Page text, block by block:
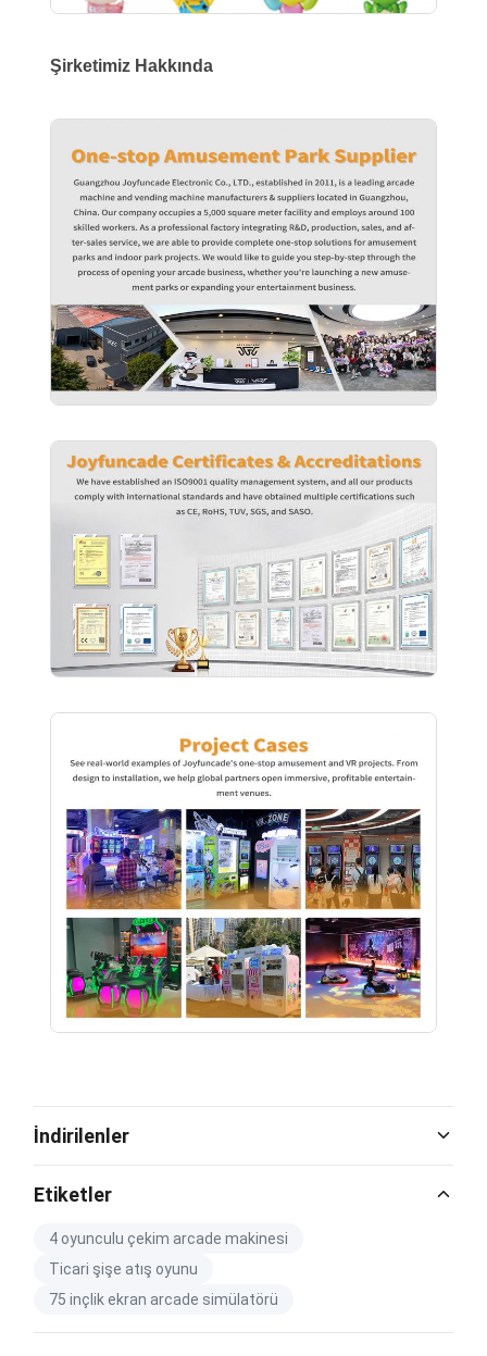
Şirketimiz Hakkında
İndirilenler
PDF Catalog Download.pdf
Etiketler
4 oyunculu çekim arcade makinesi
Ticari şişe atış oyunu
75 inçlik ekran arcade simülatörü